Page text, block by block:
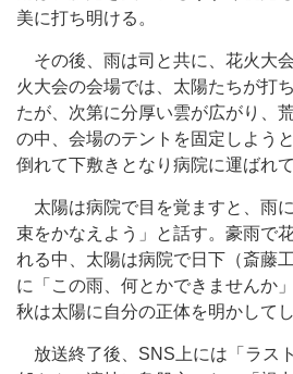
美に打ち明ける。
その後、雨は司と共に、花火大
火大会の会場では、太陽たちが打
たが、次第に分厚い雲が広がり、
の中、会場のテントを固定しよう
倒れて下敷きとなり病院に運ばれて
太陽は病院で目を覚ますと、雨
束をかなえよう」と話す。豪雨で
れる中、太陽は病院で日下（斎藤
に「この雨、何とかできませんか
秋は太陽に自分の正体を明かしてし
放送終了後、SNS上には「ラス